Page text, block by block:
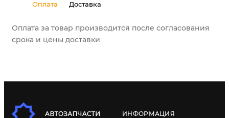
Оплата Доставка
Оплата за товар производится после согласования
срока и цены доставки
ИНФОРМАЦИЯ